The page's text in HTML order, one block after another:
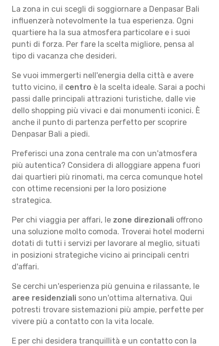
La zona in cui scegli di soggiornare a Denpasar Bali
influenzerà notevolmente la tua esperienza. Ogni
quartiere ha la sua atmosfera particolare e i suoi
punti di forza. Per fare la scelta migliore, pensa al
tipo di vacanza che desideri.
Se vuoi immergerti nell'energia della città e avere
tutto vicino, il centro è la scelta ideale. Sarai a pochi
passi dalle principali attrazioni turistiche, dalle vie
dello shopping più vivaci e dai monumenti iconici. È
anche il punto di partenza perfetto per scoprire
Denpasar Bali a piedi.
Preferisci una zona centrale ma con un'atmosfera
più autentica? Considera di alloggiare appena fuori
dai quartieri più rinomati, ma cerca comunque hotel
con ottime recensioni per la loro posizione
strategica.
Per chi viaggia per affari, le zone direzionali offrono
una soluzione molto comoda. Troverai hotel moderni
dotati di tutti i servizi per lavorare al meglio, situati
in posizioni strategiche vicino ai principali centri
d'affari.
Se cerchi un'esperienza più genuina e rilassante, le
aree residenziali sono un'ottima alternativa. Qui
potresti trovare sistemazioni più ampie, perfette per
vivere più a contatto con la vita locale.
E per chi desidera tranquillità e un contatto con la